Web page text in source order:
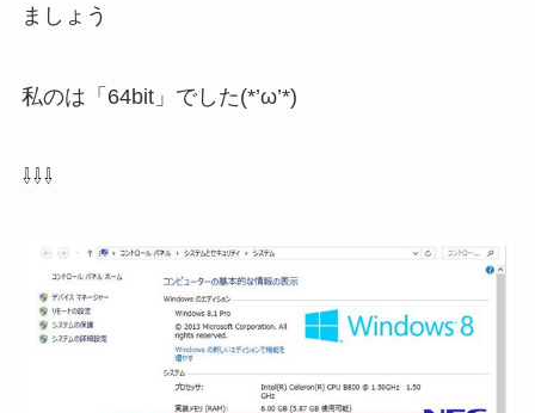
ましょう
私のは「64bit」でした(*’ω’*)
⇩⇩⇩